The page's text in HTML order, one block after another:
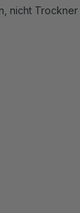
nicht